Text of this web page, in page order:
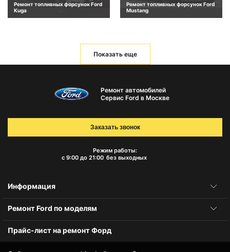
Ремонт топливных форсунок Ford
Kuga
Ремонт топливных форсунок Ford
Mustang
Показать еще
Ремонт автомобилей
Сервис Ford в Москве
Режим работы:
с 9:00 до 21:00 без выходных
Заказать звонок
Информация
Ремонт Ford по моделям
Прайс-лист на ремонт Форд